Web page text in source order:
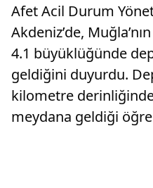
Afet Acil Durum
Akdeniz’de,
4.1 büyüklüğünde
geldiğini duyurdu.
kilometre derinliğinde
meydana geldiği